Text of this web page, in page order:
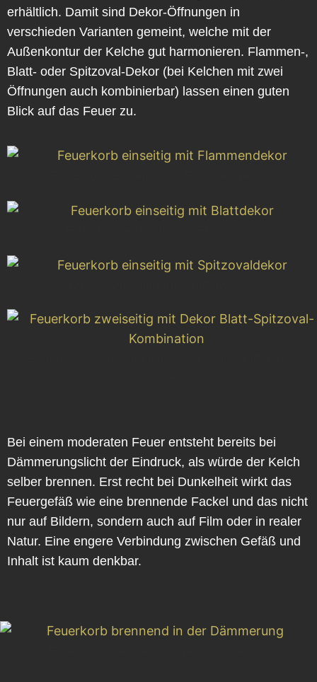
erhältlich. Damit sind Dekor-Öffnungen in
verschieden Varianten gemeint, welche mit der
Außenkontur der Kelche gut harmonieren. Flammen-,
Blatt- oder Spitzoval-Dekor (bei Kelchen mit zwei
Öffnungen auch kombinierbar) lassen einen guten
Blick auf das Feuer zu.
Bei einem moderaten Feuer entsteht bereits bei
Dämmerungslicht der Eindruck, als würde der Kelch
selber brennen. Erst recht bei Dunkelheit wirkt das
Feuergefäß wie eine brennende Fackel und das nicht
nur auf Bildern, sondern auch auf Film oder in realer
Natur. Eine engere Verbindung zwischen Gefäß und
Inhalt ist kaum denkbar.